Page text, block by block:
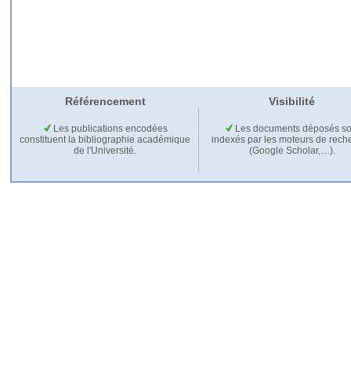
Référencement Visibilité
Les publications encodées
constituent la bibliographie académique
de l'Université.
Les documents déposés
indexés par les moteurs de
(Google Scholar,…).